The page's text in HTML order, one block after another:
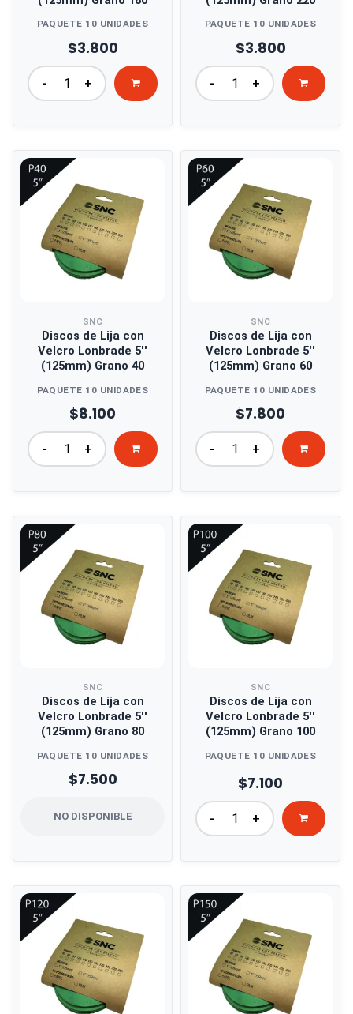
PAQUETE 10 UNIDADES
$3.800
- +
PAQUETE 10 UNIDADES
$3.800
- +
SNC
Discos de Lija con
Velcro Lonbrade 5''
(125mm) Grano 40
PAQUETE 10 UNIDADES
$8.100
- +
SNC
Discos de Lija con
Velcro Lonbrade 5''
(125mm) Grano 60
PAQUETE 10 UNIDADES
$7.800
- +
SNC
Discos de Lija con
Velcro Lonbrade 5''
(125mm) Grano 80
PAQUETE 10 UNIDADES
$7.500
NO DISPONIBLE
SNC
Discos de Lija con
Velcro Lonbrade 5''
(125mm) Grano 100
PAQUETE 10 UNIDADES
$7.100
- +